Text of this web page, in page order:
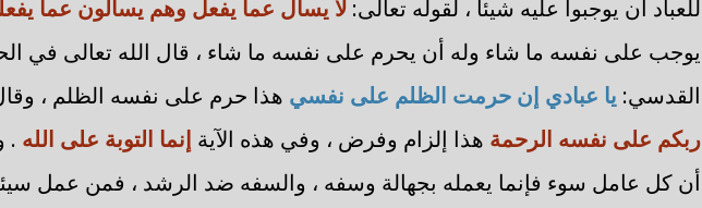
للعباد أن يوجبوا عليه شيئا ، لقوله تعالى: لا يسأل عما يفعل وهم يسألون عما
يوجب على نفسه ما شاء وله أن يحرم على نفسه ما شاء ، قال الله تعالى في
القدسي: يا عبادي إن حرمت الظلم على نفسي هذا حرم على نفسه الظلم ،
ربكم على نفسه الرحمة هذا إلزام وفرض ، وفي هذه الآية إنما التوبة على الله .
أن كل عامل سوء فإنما يعمله بجهالة وسفه ، والسفه ضد الرشد ، فمن عمل